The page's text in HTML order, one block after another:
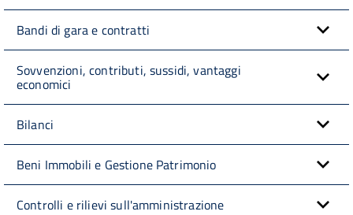
Bandi di gara e contratti
Sovvenzioni, contributi, sussidi, vantaggi
economici
Bilanci
Beni Immobili e Gestione Patrimonio
Controlli e rilievi sull'amministrazione